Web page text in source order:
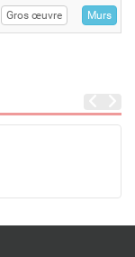
Gros œuvre Murs